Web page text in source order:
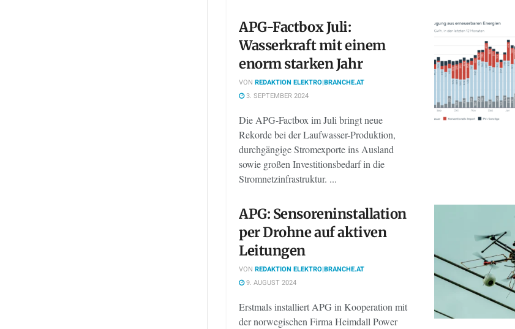
APG-Factbox Juli:
Wasserkraft mit einem
enorm starken Jahr
VON REDAKTION ELEKTRO|BRANCHE.AT
3. SEPTEMBER 2024
Die APG-Factbox im Juli bringt neue
Rekorde bei der Laufwasser-Produktion,
durchgängige Stromexporte ins Ausland
sowie großen Investitionsbedarf in die
Stromnetzinfrastruktur. ...
APG: Sensoreninstallation
per Drohne auf aktiven
Leitungen
VON REDAKTION ELEKTRO|BRANCHE.AT
9. AUGUST 2024
Erstmals installiert APG in Kooperation mit
der norwegischen Firma Heimdall Power